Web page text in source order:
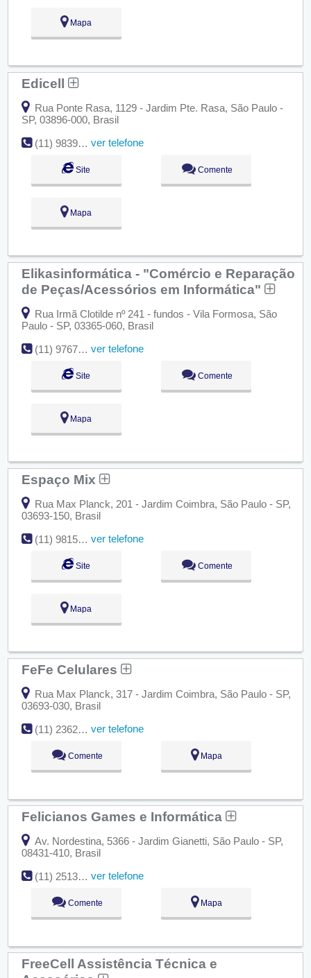
Mapa
Edicell
Rua Ponte Rasa, 1129 - Jardim Pte. Rasa, São Paulo -
SP, 03896-000, Brasil
(11) 98390-0511
ver telefone
Site Comente
Mapa
Elikasinformática - "Comércio e Reparação
de Peças/Acessórios em Informática"
Rua Irmã Clotilde nº 241 - fundos - Vila Formosa, São
Paulo - SP, 03365-060, Brasil
(11) 97679-2408
ver telefone
Site Comente
Mapa
Espaço Mix
Rua Max Planck, 201 - Jardim Coimbra, São Paulo - SP,
03693-150, Brasil
(11) 98150-6309
ver telefone
Site Comente
Mapa
FeFe Celulares
Rua Max Planck, 317 - Jardim Coimbra, São Paulo - SP,
03693-030, Brasil
(11) 2362-4517
ver telefone
Comente Mapa
Felicianos Games e Informática
Av. Nordestina, 5366 - Jardim Gianetti, São Paulo - SP,
08431-410, Brasil
(11) 2513-3784
ver telefone
Comente Mapa
FreeCell Assistência Técnica e